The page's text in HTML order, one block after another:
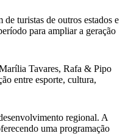
turistas de outros estados e
para ampliar a geração
Tavares, Rafa & Pipo
entre esporte, cultura,
regional. A
uma programação